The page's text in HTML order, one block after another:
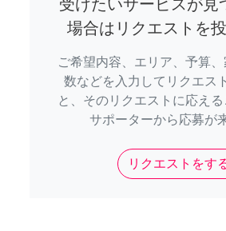
受けたいサービスが見
場合はリクエストを
ご希望内容、エリア、予算
数などを入力してリクエス
と、そのリクエストに応え
サポーターから応募が
リクエストをす